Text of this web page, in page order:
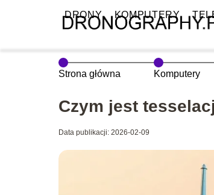
DRONY KOMPUTERY
Strona główna Komputery
Czym jest
Data publikacji: 2026-02-09